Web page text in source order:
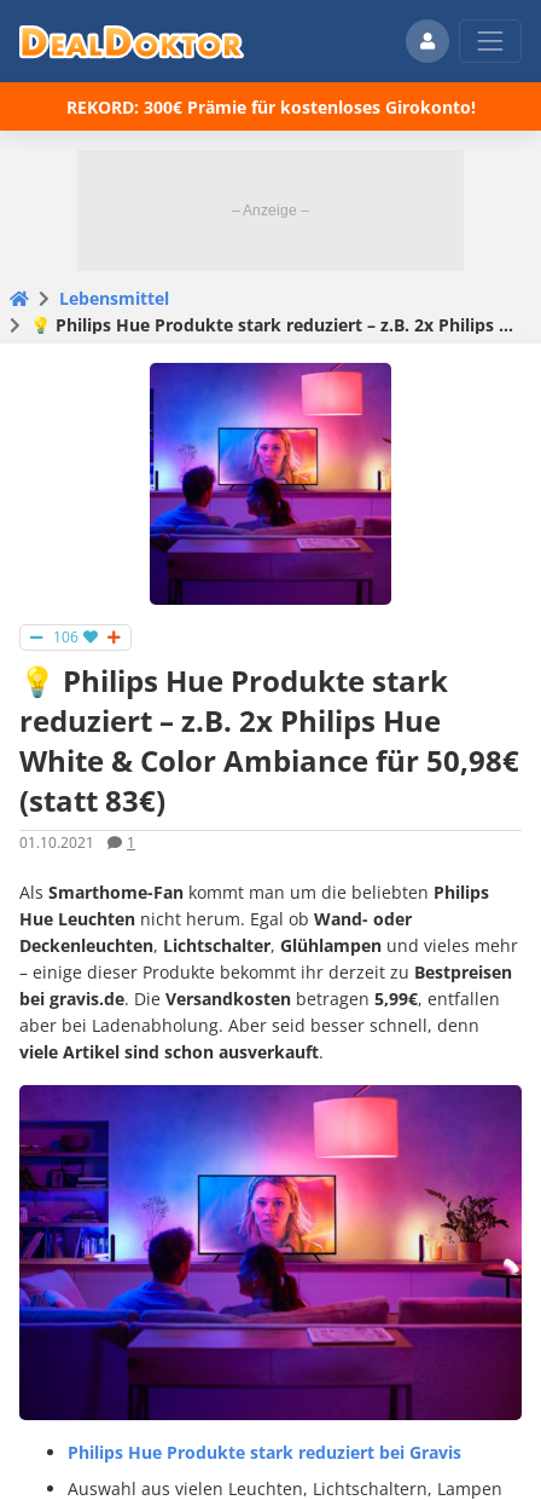
REKORD: 300€ Prämie für kostenloses Girokonto!
Lebensmittel
💡 Philips Hue Produkte stark reduziert – z.B. 2x Philips Hue White & Color Ambiance für 50,98€ (statt 83€)
106
💡 Philips Hue Produkte stark
reduziert – z.B. 2x Philips Hue
White & Color Ambiance für 50,98€
(statt 83€)
01.10.2021 1
Als Smarthome-Fan kommt man um die beliebten Philips
Hue Leuchten nicht herum. Egal ob Wand- oder
Deckenleuchten, Lichtschalter, Glühlampen und vieles mehr
– einige dieser Produkte bekommt ihr derzeit zu Bestpreisen
bei gravis.de. Die Versandkosten betragen 5,99€, entfallen
aber bei Ladenabholung. Aber seid besser schnell, denn
viele Artikel sind schon ausverkauft.
Philips Hue Produkte stark reduziert bei Gravis
Auswahl aus vielen Leuchten, Lichtschaltern, Lampen